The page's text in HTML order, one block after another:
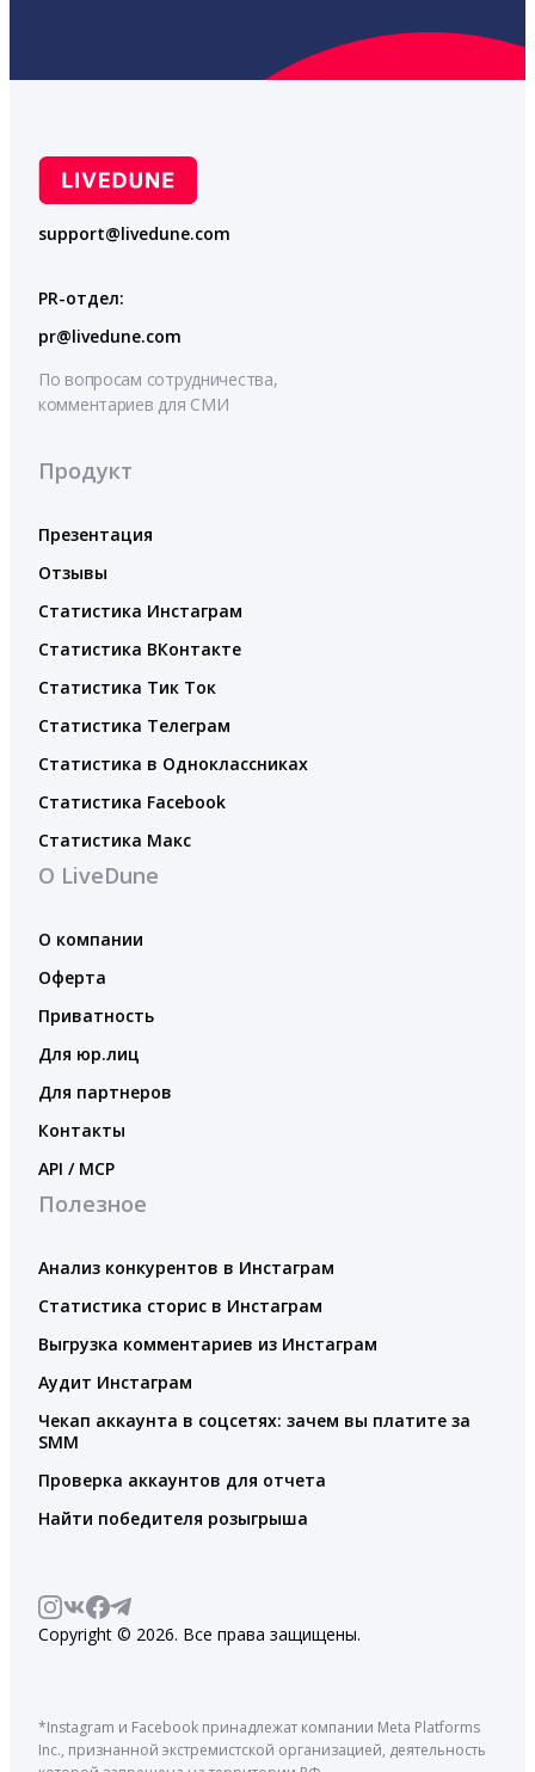
support@livedune.com
PR-отдел:
pr@livedune.com
По вопросам сотрудничества,
комментариев для СМИ
Продукт
Презентация
Отзывы
Статистика Инстаграм
Статистика ВКонтакте
Статистика Тик Ток
Статистика Телеграм
Статистика в Одноклассниках
Статистика Facebook
Статистика Макс
О LiveDune
О компании
Оферта
Приватность
Для юр.лиц
Для партнеров
Контакты
API / MCP
Полезное
Анализ конкурентов в Инстаграм
Статистика сторис в Инстаграм
Выгрузка комментариев из Инстаграм
Аудит Инстаграм
Чекап аккаунта в соцсетях: зачем вы платите за
SMM
Проверка аккаунтов для отчета
Найти победителя розыгрыша
Copyright © 2026. Все права защищены.
*Instagram и Facebook принадлежат компании Meta Platforms
Inc., признанной экстремистской организацией, деятельность